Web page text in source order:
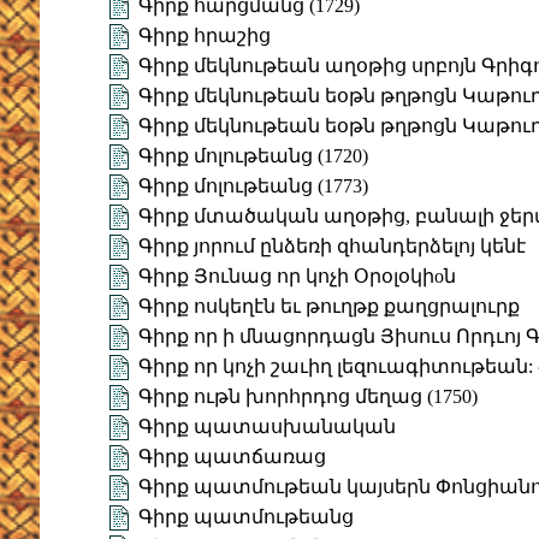
Գիրք հարցմանց (1729)
Գիրք հրաշից
Գիրք մեկնութեան աղօթից սրբոյն
Գիրք մեկնութեան եօթն թղթոցն
Գիրք մեկնութեան եօթն թղթոցն
Գիրք մոլութեանց (1720)
Գիրք մոլութեանց (1773)
Գիրք մտածական աղօթից, բանալի
Գիրք յորում ընձեռի զհանդերձելոյ կենէ
Գիրք Յունաց որ կոչի Օրօլօկիoն
Գիրք ոսկեղէն եւ թուղթք քաղցրալուրք
Գիրք որ ի մնացորդացն Յիսուս Որդւոյ
Գիրք որ կոչի շաւիղ
Գիրք ութն խորհրդոց մեղաց (1750)
Գիրք պատասխանական
Գիրք պատճառաց
Գիրք պատմութեան կայսերն
Գիրք պատմութեանց